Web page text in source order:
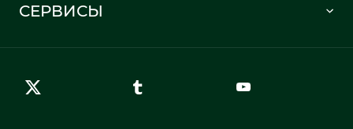
Правила возврата
Карта сайта
СЕРВИСЫ